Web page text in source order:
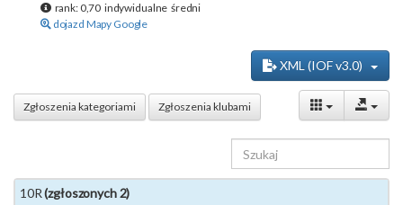
rank: 0,70 indywidualne średni
dojazd Mapy Google
XML (IOF v3.0)
Zgłoszenia kategoriami Zgłoszenia klubami
10R(zgłoszonych 2)